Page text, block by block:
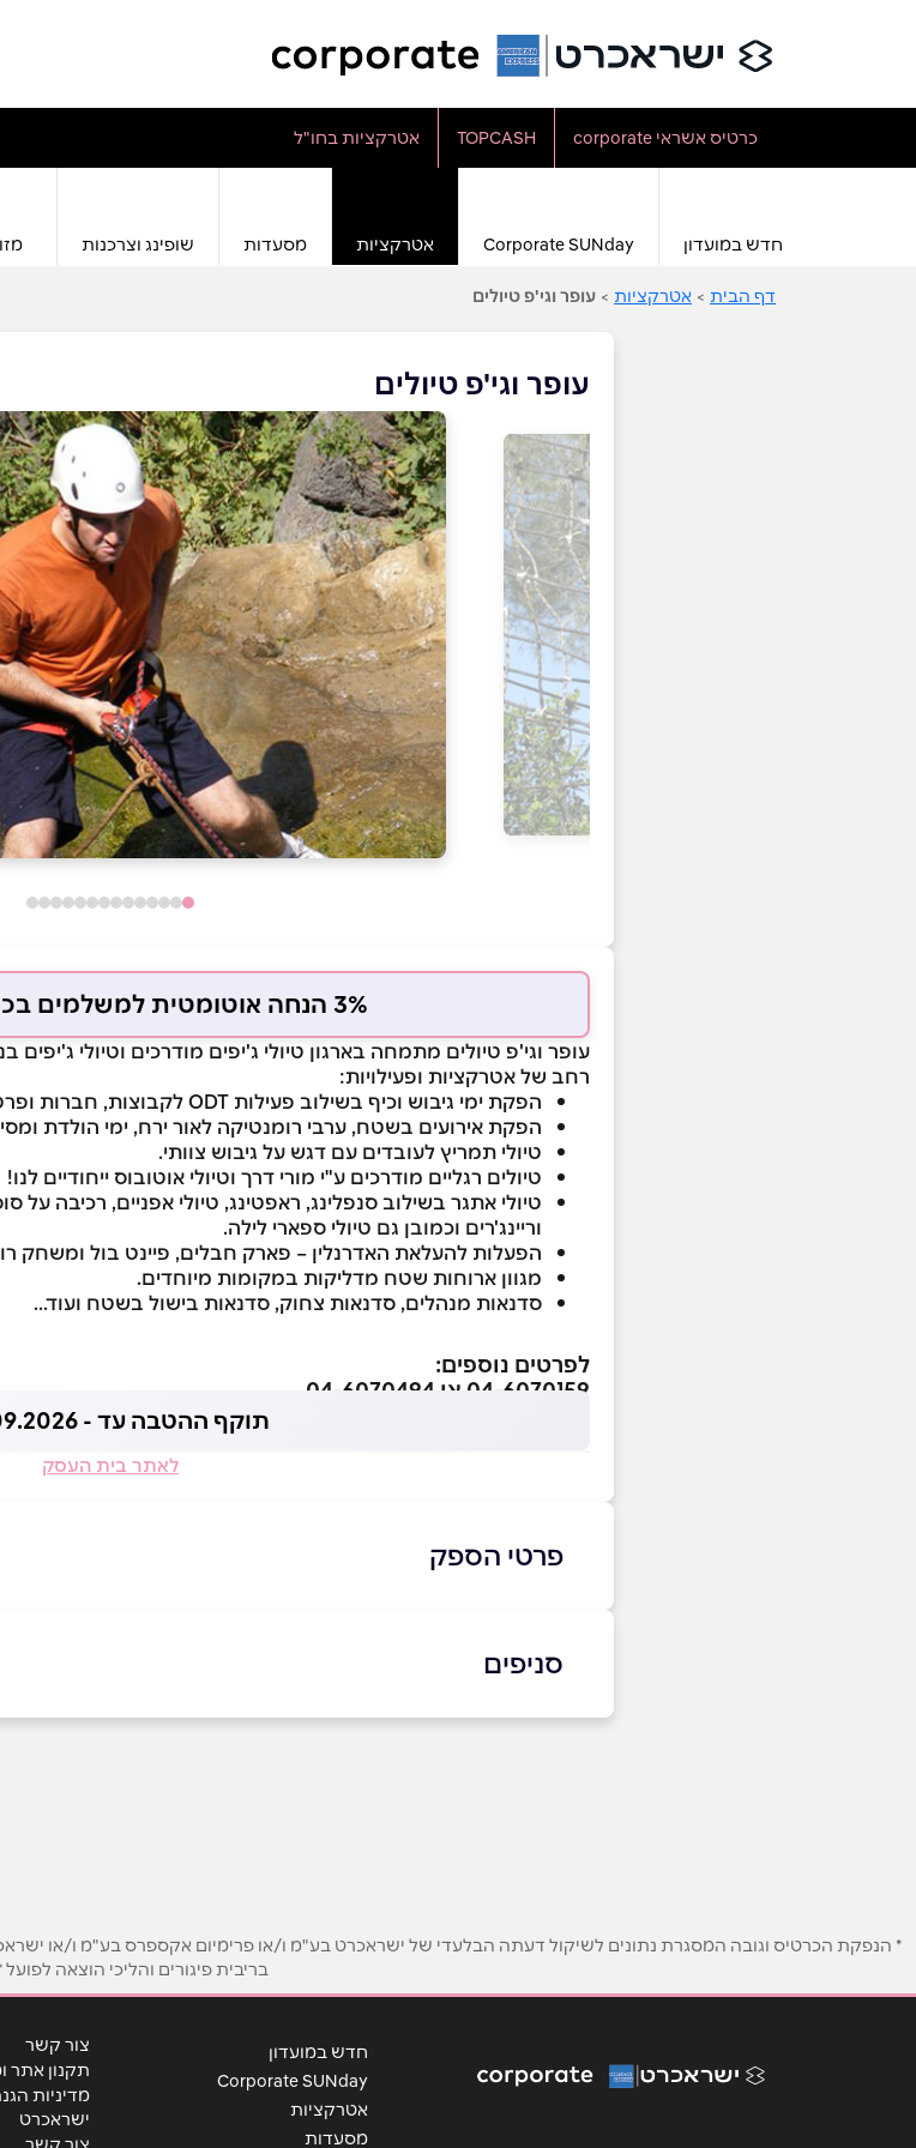
כרטיס אשראי corporate TOPCASH אטרקציות בחו"ל
חדש במועדון Corporate SUNday אטרקציות מסעדות שופינג וצרכנות
דף הבית > אטרקציות > עופר וגי'פ טיולים
עופר וגי'פ טיולים
3% הנחה אוטומטית למשלמים בכרטיס המועדון
עופר וגי'פ טיולים מתמחה בארגון טיולי ג'יפים מודרכים וטיולי
רחב של אטרקציות ופעילויות:
הפקת ימי גיבוש וכיף בשילוב פעילות ODT לקבוצות, חברות ופרטיים.
הפקת אירועים בשטח, ערבי רומנטיקה לאור ירח, ימי הולדת
טיולי תמריץ לעובדים עם דגש על גיבוש צוותי.
טיולים רגליים מודרכים ע"י מורי דרך וטיולי אוטובוס ייחודיים לנו!
טיולי אתגר בשילוב סנפלינג, ראפטינג, טיולי אפניים, רכיבה על
וריינג'רים וכמובן גם טיולי ספארי לילה.
הפעלות להעלאת האדרנלין – פארק חבלים, פיינט בול ומשחק
מגוון ארוחות שטח מדליקות במקומות מיוחדים.
סדנאות מנהלים, סדנאות צחוק, סדנאות בישול בשטח ועוד...
לפרטים נוספים:
04-6070159 או 04-6070494
תוקף ההטבה עד - 08.09.2026
לאתר בית העסק
פרטי הספק
באתר
נושא*
אנא חזרו אלי בקשר ל...
סניפים
כפר יחזקאל
* הנפקת הכרטיס וגובה המסגרת נתונים לשיקול דעתה הבלעדי של ישראכרט בע"מ ו/או פרימיום אקספרס בע"מ ו/או
בריבית פיגורים והליכי הוצאה
חדש במועדון
Corporate SUNday
אטרקציות
מסעדות
צור קשר
תקנון אתר
מדיניות
ישראכרט